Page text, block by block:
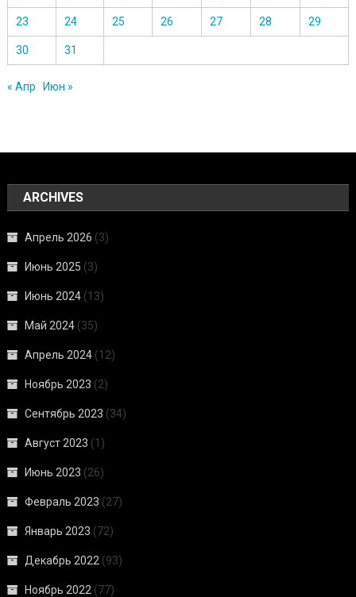
23 24 25 26 27 28 29
30 31
« Апр Июн »
ARCHIVES
Апрель 2026 (3)
Июнь 2025 (3)
Июнь 2024 (13)
Май 2024 (35)
Апрель 2024 (12)
Ноябрь 2023 (2)
Сентябрь 2023 (34)
Август 2023 (1)
Июнь 2023 (26)
Февраль 2023 (27)
Январь 2023 (72)
Декабрь 2022 (93)
Ноябрь 2022 (77)